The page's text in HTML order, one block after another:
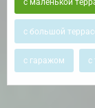
с маленькой
с большой
с гаражом с